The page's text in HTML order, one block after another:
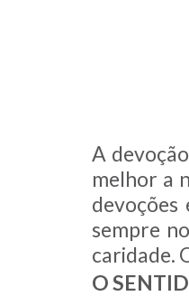
A
melhor a
devoções
sempre
caridade.
O